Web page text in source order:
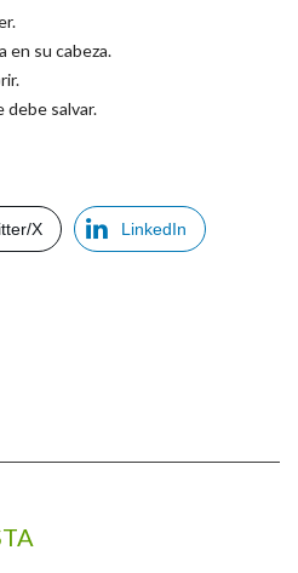
en su cabeza.
debe salvar.
X LinkedIn